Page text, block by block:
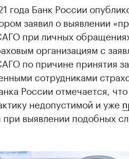
года Банк России
заявил о выявлении
при личных
организациям с
по причине принятия
сотрудниками
России отмечается, что
недопустимой и уже
выявлении подобных